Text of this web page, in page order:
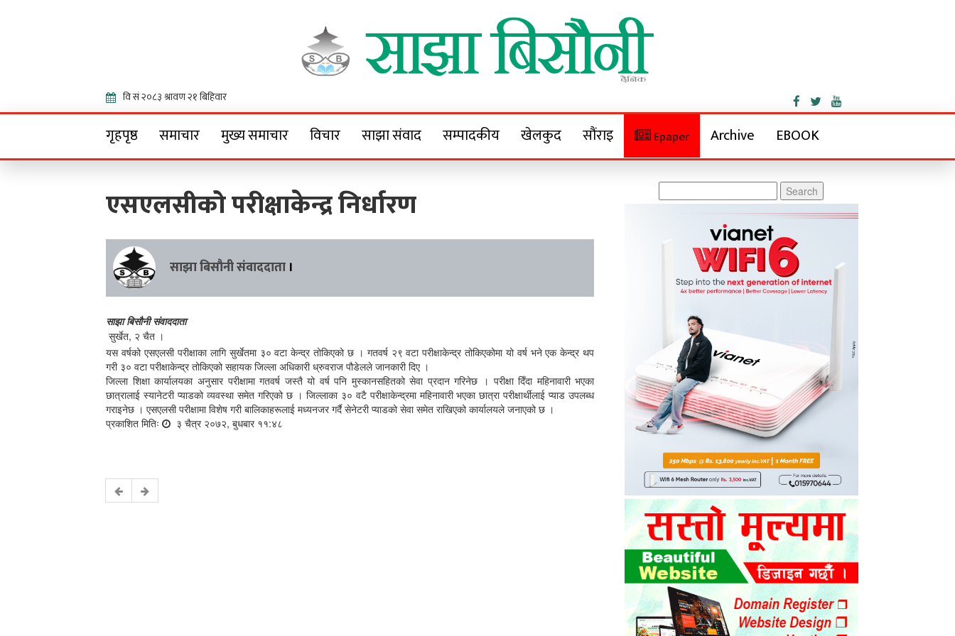
Sajha Bisaunee
गृहपृष्ठ समाचार मुख्य समाचार विचार साझा संवाद सम्पादकीय खेलकुद सौंराइ Epaper Archive EBOOK
एसएलसीको परीक्षाकेन्द्र निर्धारण
साझा बिसौनी संवाददाता ।
साझा बिसौनी संवाददाता
सुर्खेत, २ चैत ।
यस वर्षको एसएलसी परीक्षाका लागि सुर्खेतमा ३० वटा केन्द्र तोकिएको छ । गतवर्ष २९ वटा परीक्षाकेन्द्र तोकिएकोमा यो वर्ष भने एक केन्द्र थप
गरी ३० वटा परीक्षाकेन्द्र तोकिएको सहायक जिल्ला अधिकारी ध्रुवराज पौडेलले जानकारी दिए ।
जिल्ला शिक्षा कार्यालयका अनुसार परीक्षामा गतवर्ष जस्तै यो वर्ष पनि मुस्कानसहितको सेवा प्रदान गरिनेछ । परीक्षा दिँदा महिनावारी भएका
छात्रालाई स्यानेटरी प्याडको व्यवस्था समेत गरिएको छ । जिल्लाका ३० वटै परीक्षाकेन्द्रमा महिनावारी भएका छात्रा परीक्षार्थीलाई प्याड उपलब्ध
गराइनेछ । एसएलसी परीक्षामा विशेष गरी बालिकाहरूलाई मध्यनजर गर्दै सेनेटरी प्याडको सेवा समेत राखिएको कार्यालयले जनाएको छ ।
प्रकाशित मितिः
३ चैत्र २०७२, बुधबार ११:४८
for: